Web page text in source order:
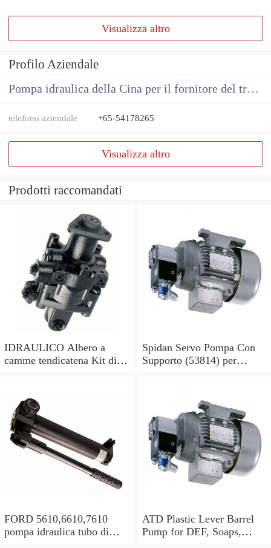
Visualizza altro
Profilo Aziendale
Pompa idraulica della Cina per il fornitore del trattore
telefono aziendale +65-54178265
Visualizza altro
Prodotti raccomandati
IDRAULICO Albero a
camme tendicatena Kit di
Spidan Servo Pompa Con
Supporto (53814) per
FORD 5610,6610,7610
pompa idraulica tubo di
ATD Plastic Lever Barrel
Pump for DEF, Soaps,